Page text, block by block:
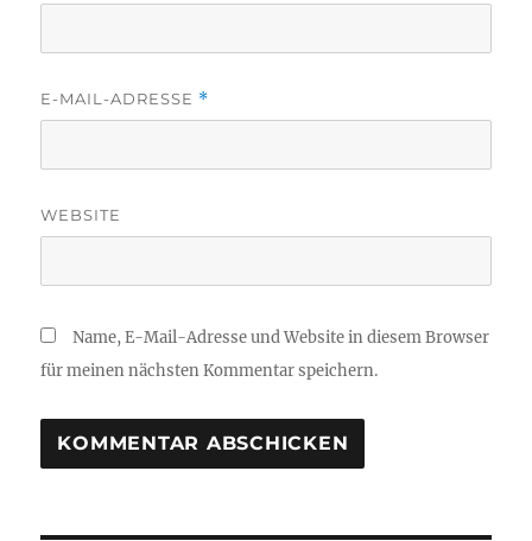
E-MAIL-ADRESSE *
WEBSITE
Name, E-Mail-Adresse und Website in diesem Browser
für meinen nächsten Kommentar speichern.